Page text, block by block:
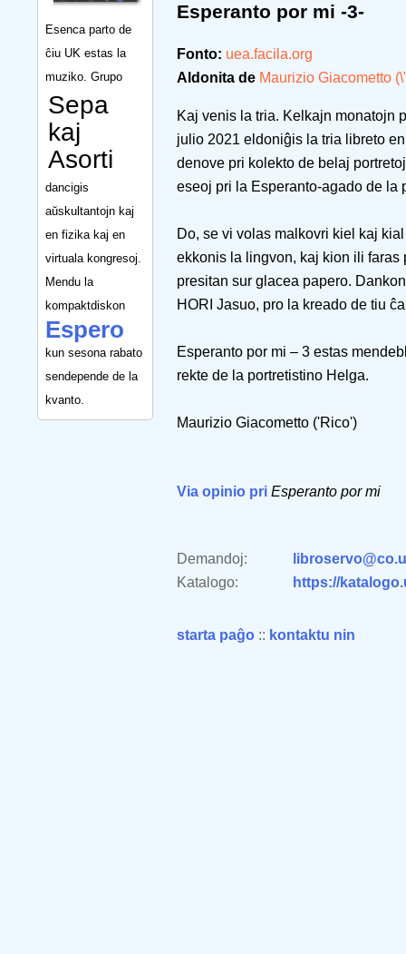
Esenca parto de
ĉiu UK estas la
muziko. Grupo
Sepa
kaj
Asorti
dancigis
aŭskultantojn kaj
en fizika kaj en
virtuala kongresoj.
Mendu la
kompaktdiskon
Espero
kun sesona rabato
sendepende de la
kvanto.
Esperanto por mi -3-
Fonto: uea.facila.org
Aldonita de Maurizio Giacometto
Kaj venis la tria. Kelkajn monatojn
julio 2021 eldoniĝis la tria libreto
denove pri kolekto de belaj
eseoj pri la Esperanto-agado de la
Do, se vi volas malkovri kiel kaj
ekkonis la lingvon, kaj kion ili faras
presitan sur glacea papero.
HORI Jasuo, pro la kreado de tiu
Esperanto por mi – 3 estas
rekte de la portretistino Helga.
Maurizio Giacometto ('Rico')
Via opinio pri Esperanto por mi
Demandoj:
Katalogo:
https://
starta paĝo :: kontaktu nin